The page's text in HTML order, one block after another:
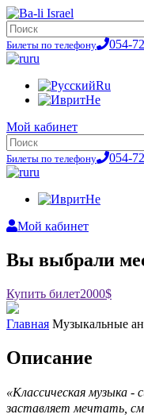
Билеты по телефону
054-
ru
Ru
He
Мой кабинет
Билеты по телефону
054-
ru
He
Мой кабинет
Вы выбрали
Купить билет2000$
Главная Музыкальные
Описание
«Классическая музыка
заставляет мечтать,